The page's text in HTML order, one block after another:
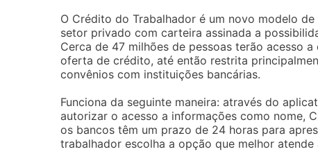
O Crédito do Trabalhador é um novo modelo
setor privado com carteira assinada a
Cerca de 47 milhões de pessoas terão acesso
oferta de crédito, até então restrita
convênios com instituições bancárias.
Funciona da seguinte maneira: através do
autorizar o acesso a informações como nome,
os bancos têm um prazo de 24 horas para
trabalhador escolha a opção que melhor